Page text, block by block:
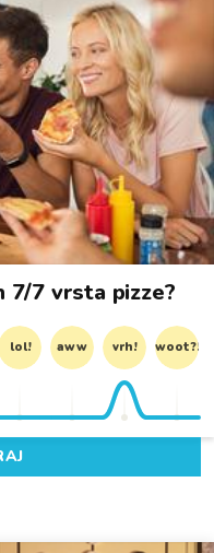
7/7 vrsta pizze?
lol! aww vrh! woot?!